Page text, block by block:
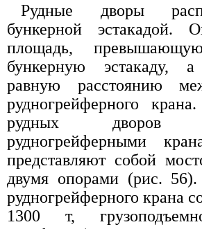
Рудные дворы
бункерной эстакадой.
площадь,
бункерную эстакаду,
равную расстоянию
рудногрейферного
рудных дворов
рудногрейферными
представляют собой
двумя опорами (рис.
рудногрейферного крана
1300 т,